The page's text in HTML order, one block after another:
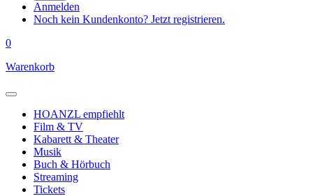
Anmelden
Noch kein Kundenkonto? Jetzt registrieren.
0
Warenkorb
HOANZL empfiehlt
Film & TV
Kabarett & Theater
Musik
Buch & Hörbuch
Streaming
Tickets